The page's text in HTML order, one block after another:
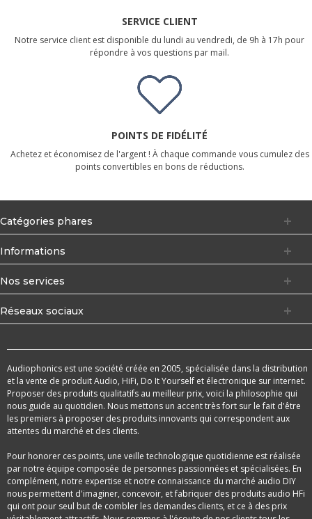
SERVICE CLIENT
Notre service client est disponible du lundi au vendredi, de 9h à 17h pour
répondre à vos questions par mail.
POINTS DE FIDÉLITÉ
Achetez et économisez de l'argent ! À chaque commande vous cumulez des
points convertibles en bons de réductions.
Catégories phares
Informations
Nos services
Réseaux sociaux
Audiophonics est une société créée en 2005, spécialisée dans la distribution
et la vente de produit Audio, HiFi, Do It Yourself et électronique sur internet.
Proposer des produits qualitatifs au meilleur prix, voici la philosophie qui
nous guide au quotidien. Nous mettons un accent très fort sur le fait d'être
les premiers à proposer des produits innovants qui correspondent aux
attentes du marché et des clients.
Pour honorer ces points, une veille technologique quotidienne est réalisée
par notre équipe composée de personnes passionnées et spécialisées. En
complément, notre expertise et notre connaissance du marché audio DIY
nous permettent d'imaginer, concevoir, et fabriquer des produits audio HFi
qui ont pour seul but de combler les demandes clients, et ce à des prix